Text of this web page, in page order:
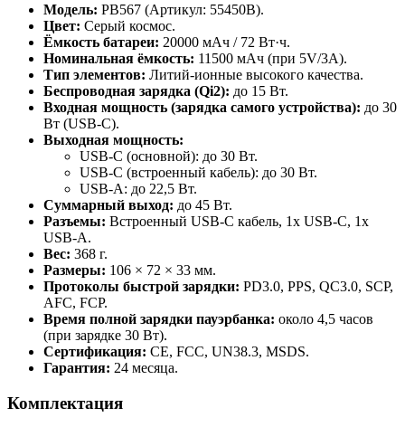
Модель: PB567 (Артикул: 55450B).
Цвет: Серый космос.
Ёмкость батареи: 20000 мАч / 72 Вт·ч.
Номинальная ёмкость: 11500 мАч (при 5V/3A).
Тип элементов: Литий-ионные высокого качества.
Беспроводная зарядка (Qi2): до 15 Вт.
Входная мощность (зарядка самого устройства): до 30
Вт (USB-C).
Выходная мощность:
USB-C (основной): до 30 Вт.
USB-C (встроенный кабель): до 30 Вт.
USB-A: до 22,5 Вт.
Суммарный выход: до 45 Вт.
Разъемы: Встроенный USB-C кабель, 1x USB-C, 1x
USB-A.
Вес: 368 г.
Размеры: 106 × 72 × 33 мм.
Протоколы быстрой зарядки: PD3.0, PPS, QC3.0, SCP,
AFC, FCP.
Время полной зарядки пауэрбанка: около 4,5 часов
(при зарядке 30 Вт).
Сертификация: CE, FCC, UN38.3, MSDS.
Гарантия: 24 месяца.
Комплектация